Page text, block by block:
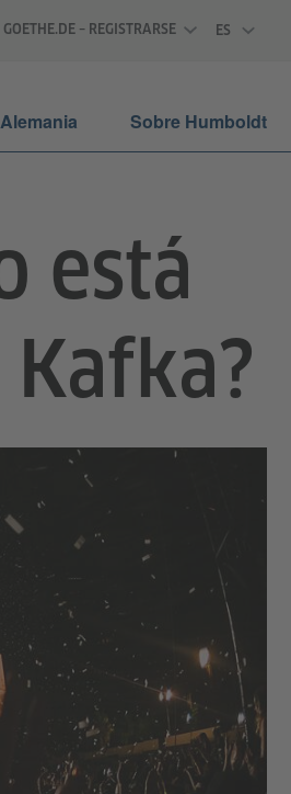
– REGISTRARSE
ES
Alemania Sobre Humboldt
está